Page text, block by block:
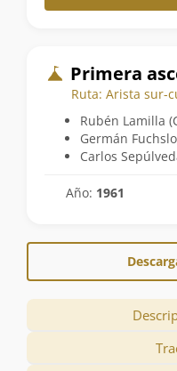
Primera
Ruta: Arista sur-
Rubén Lamilla
Germán
Carlos
Año: 1961